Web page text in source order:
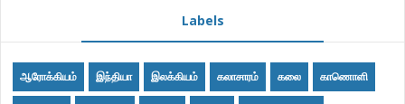
Labels
ஆரோக்கியம் இந்தியா இலக்கியம் கலாசாரம் கலை காணொளி